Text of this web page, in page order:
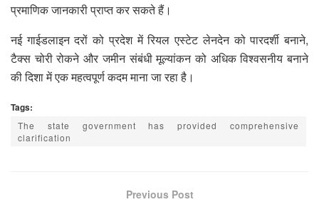
प्रमाणिक जानकारी प्राप्त कर सकते हैं।
नई गाईडलाइन दरों को प्रदेश में रियल एस्टेट लेनदेन को पारदर्शी बनाने,
टैक्स चोरी रोकने और जमीन संबंधी मूल्यांकन को अधिक विश्वसनीय बनाने
की दिशा में एक महत्वपूर्ण कदम माना जा रहा है।
Tags:
The state government has provided comprehensive
clarification
Previous Post